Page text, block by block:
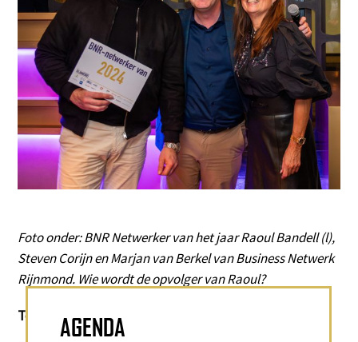
Foto onder: BNR Netwerker van het jaar Raoul Bandell (l),
Steven Corijn en Marjan van Berkel van Business Netwerk
Rijnmond. Wie wordt de opvolger van Raoul?
Tot dinsdag de 20e!
AGENDA